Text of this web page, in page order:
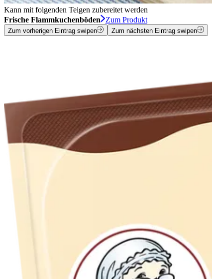
Kann mit folgenden Teigen zubereitet werden
Frische Flammkuchenböden
Zum Produkt
Zum vorherigen Eintrag swipen Zum nächsten Eintrag swipen